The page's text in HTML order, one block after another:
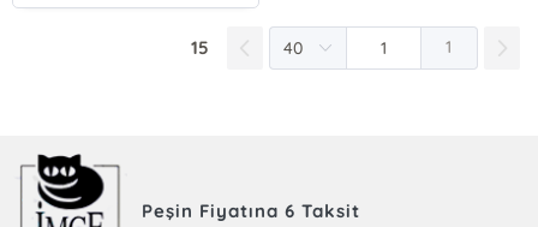
15 1
Peşin Fiyatına 6 Taksit